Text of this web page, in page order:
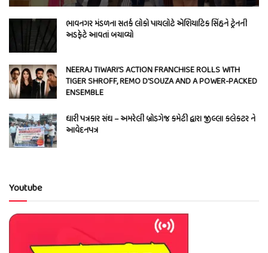
ભાવનગર મંડળના સતર્ક લોકો પાયલોટે એશિયાટિક સિંહને ટ્રેનની
અડફેટે આવતાં બચાવ્યો
NEERAJ TIWARI’S ACTION FRANCHISE ROLLS WITH
TIGER SHROFF, REMO D’SOUZA AND A POWER-PACKED
ENSEMBLE
ધારી પત્રકાર સંઘ – અમરેલી બ્રોડગેજ કમેટી દ્વારા જીલ્લા કલેકટર ને
આવેદનપત્ર
Youtube